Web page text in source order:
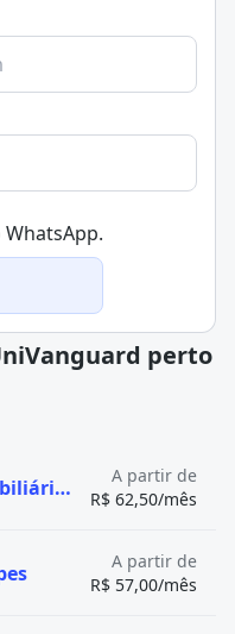
perto
Técnico em Transações Imobiliárias (tti)
A partir de
R$ 62,50/mês
A partir de
R$ 57,00/mês